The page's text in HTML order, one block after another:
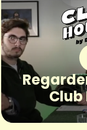
Club